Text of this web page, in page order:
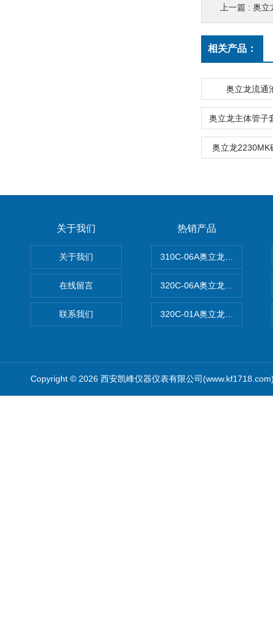
上一篇 : 奥立
相关产品：
奥立龙流通
奥立龙2230MK
关于我们
关于我们
在线留言
联系我们
热销产品
310C-06A奥立龙实验室台式
320C-06A奥立龙实验室便携
320C-01A奥立龙实验室便携
Copyright © 2026 西安凯峰仪器仪表有限公司